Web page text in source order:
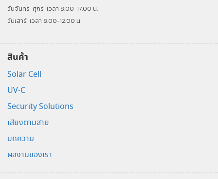
วันจันทร์-ศุกร์ เวลา 8.00-17.00 น.
วันเสาร์ เวลา 8.00-12.00 น
สินค้า
Solar Cell
UV-C
Security Solutions
เสียงตามสาย
บทความ
ผลงานของเรา